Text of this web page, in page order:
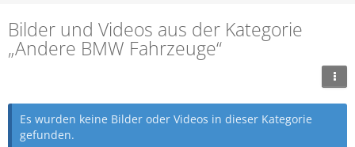
Bilder und Videos aus der Kategorie
„Andere BMW Fahrzeuge“
Es wurden keine Bilder oder Videos in dieser Kategorie
gefunden.